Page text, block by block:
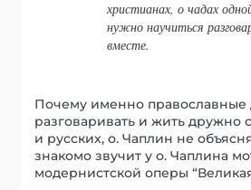
христианах, о чадах
нужно научиться
вместе.
Почему именно
разговаривать и жить дружно
и русских, о. Чаплин не
знакомо звучит у о. Чаплина
модернистской оперы